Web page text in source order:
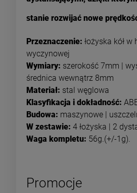
stanie rozwijać nowe
Przeznaczenie: łożyska kół
wyczynowej
Wymiary: szerokość 7mm |
średnica wewnątrz 8mm
Materiał: stal węglowa
Klasyfikacja i dokładność:
Budowa: maszynowe |
W zestawie: 4 łożyska | 2
Waga kompletu: 56g.(+/-1g).
Promocje